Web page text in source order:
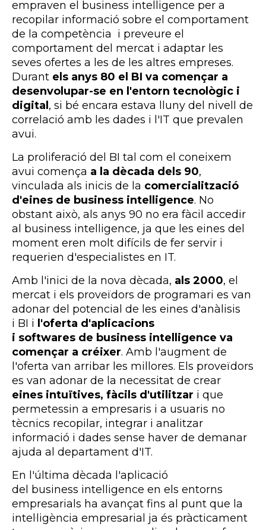
empraven el business intelligence per a
recopilar informació sobre el comportament
de la competència i preveure el
comportament del mercat i adaptar les
seves ofertes a les de les altres empreses.
Durant els anys 80 el BI va començar a
desenvolupar-se en l'entorn tecnològic i
digital , si bé encara estava lluny del nivell de
correlació amb les dades i l'IT que prevalen
avui.
La proliferació del BI tal com el coneixem
avui comença a la dècada dels 90,
vinculada als inicis de la comercialització
d'eines de business intelligence. No
obstant això, als anys 90 no era fàcil accedir
al business intelligence, ja que les eines del
moment eren molt difícils de fer servir i
requerien d'especialistes en IT.
Amb l'inici de la nova dècada, als 2000, el
mercat i els proveïdors de programari es van
adonar del potencial de les eines d'anàlisis
i BI i l'oferta d'aplicacions
i softwares de business intelligence va
començar a créixer. Amb l'augment de
l'oferta van arribar les millores. Els proveïdors
es van adonar de la necessitat de crear
eines intuïtives, fàcils d'utilitzar i que
permetessin a empresaris i a usuaris no
tècnics recopilar, integrar i analitzar
informació i dades sense haver de demanar
ajuda al departament d'IT.
En l'última dècada l'aplicació
del business intelligence en els entorns
empresarials ha avançat fins al punt que la
intel·ligència empresarial ja és pràcticament